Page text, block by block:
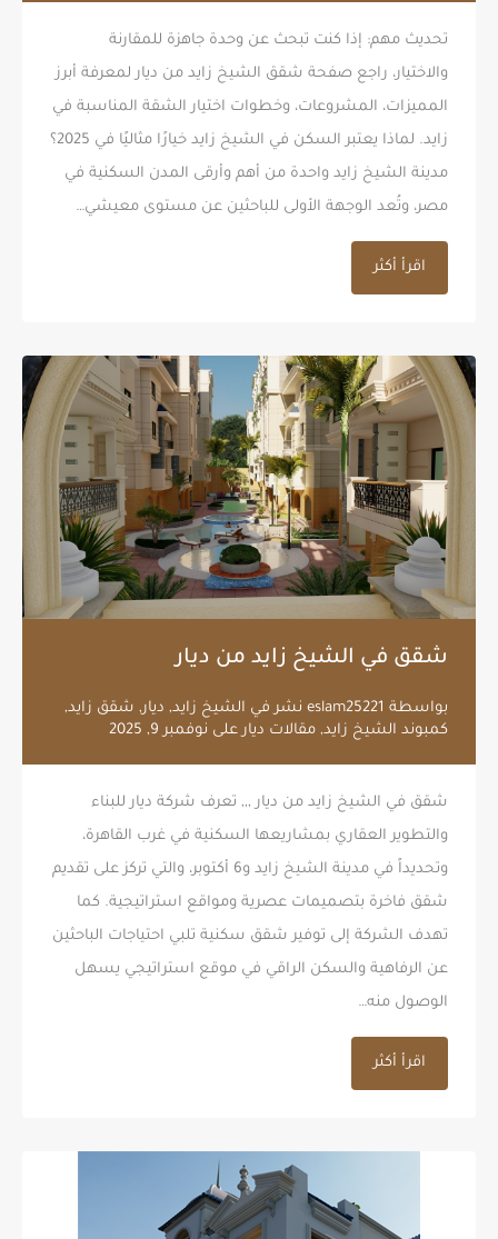
تحديث مهم: إذا كنت تبحث عن وحدة جاهزة للمقارنة
والاختيار، راجع صفحة شقق الشيخ زايد من ديار لمعرفة أبرز
المميزات، المشروعات، وخطوات اختيار الشقة المناسبة في
زايد. لماذا يعتبر السكن في الشيخ زايد خيارًا مثاليًا في 2025؟
مدينة الشيخ زايد واحدة من أهم وأرقى المدن السكنية في
مصر، وتُعد الوجهة الأولى للباحثين عن مستوى معيشي…
اقرأ أكثر
شقق في الشيخ زايد من ديار
بواسطة eslam25221 نشر في الشيخ زايد, ديار , شقق زايد,
كمبوند الشيخ زايد, مقالات ديار على نوفمبر 9, 2025
شقق في الشيخ زايد من ديار ,,, تعرف شركة ديار للبناء
والتطوير العقاري بمشاريعها السكنية في غرب القاهرة،
وتحديداً في مدينة الشيخ زايد و6 أكتوبر، والتي تركز على تقديم
شقق فاخرة بتصميمات عصرية ومواقع استراتيجية. كما
تهدف الشركة إلى توفير شقق سكنية تلبي احتياجات الباحثين
عن الرفاهية والسكن الراقي في موقع استراتيجي يسهل
الوصول منه…
اقرأ أكثر